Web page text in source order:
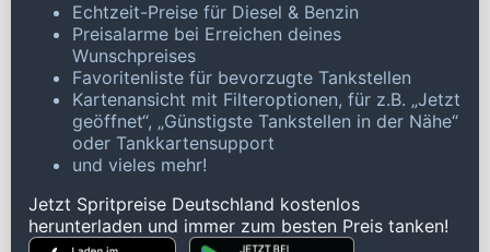
Echtzeit-Preise für Diesel & Benzin
Preisalarme bei Erreichen deines
Wunschpreises
Favoritenliste für bevorzugte Tankstellen
Kartenansicht mit Filteroptionen, für z.B. „Jetzt
geöffnet“, „Günstigste Tankstellen in der Nähe“
oder Tankkartensupport
und vieles mehr!
Jetzt Spritpreise Deutschland kostenlos
herunterladen und immer zum besten Preis tanken!